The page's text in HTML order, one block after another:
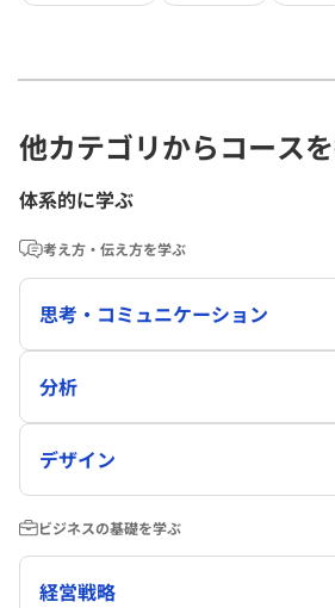
他カテゴリからコース
体系的に学ぶ
考え方・伝え方を学ぶ
思考・コミュニケーション
分析
デザイン
ビジネスの基礎を学ぶ
経営戦略